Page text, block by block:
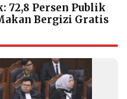
Persen Publik
Bergizi Gratis